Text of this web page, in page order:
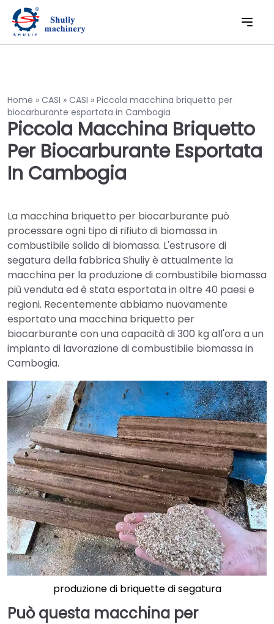
Home » CASI » CASI » Piccola macchina briquetto per
biocarburante esportata in Cambogia
Piccola Macchina Briquetto
Per Biocarburante Esportata
In Cambogia
La macchina briquetto per biocarburante può
processare ogni tipo di rifiuto di biomassa in
combustibile solido di biomassa. L'estrusore di
segatura della fabbrica Shuliy è attualmente la
macchina per la produzione di combustibile biomassa
più venduta ed è stata esportata in oltre 40 paesi e
regioni. Recentemente abbiamo nuovamente
esportato una macchina briquetto per
biocarburante con una capacità di 300 kg all'ora a un
impianto di lavorazione di combustibile biomassa in
Cambogia.
produzione di briquette di segatura
Può questa macchina per